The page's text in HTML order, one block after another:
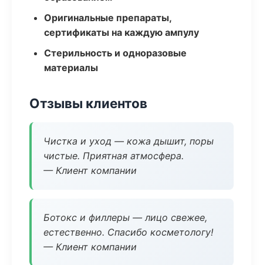
Оригинальные препараты,
сертификаты на каждую ампулу
Стерильность и одноразовые
материалы
Отзывы клиентов
Чистка и уход — кожа дышит, поры
чистые. Приятная атмосфера.
— Клиент компании
Ботокс и филлеры — лицо свежее,
естественно. Спасибо косметологу!
— Клиент компании